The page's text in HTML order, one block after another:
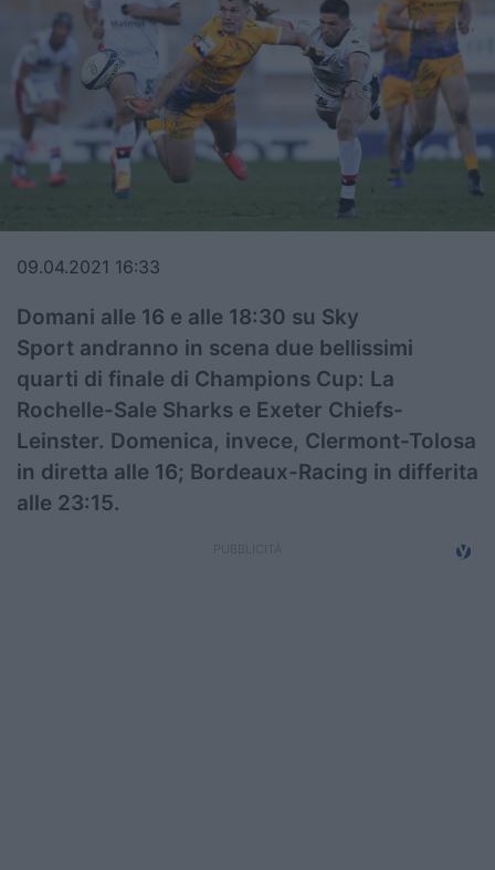
6 Nazioni
United Rugby Championship
Top14
Premiership
Champions Cup
Challenge Cup
World Rugby
Rugby World Cup
Super Rugby
Rugby in TV
Mercato
09.04.2021 16:33
Domani alle 16 e alle 18:30 su Sky
Sport andranno in scena due bellissimi
quarti di finale di Champions Cup: La
Rochelle-Sale Sharks e Exeter Chiefs-
Leinster. Domenica, invece, Clermont-Tolosa
in diretta alle 16; Bordeaux-Racing in differita
alle 23:15.